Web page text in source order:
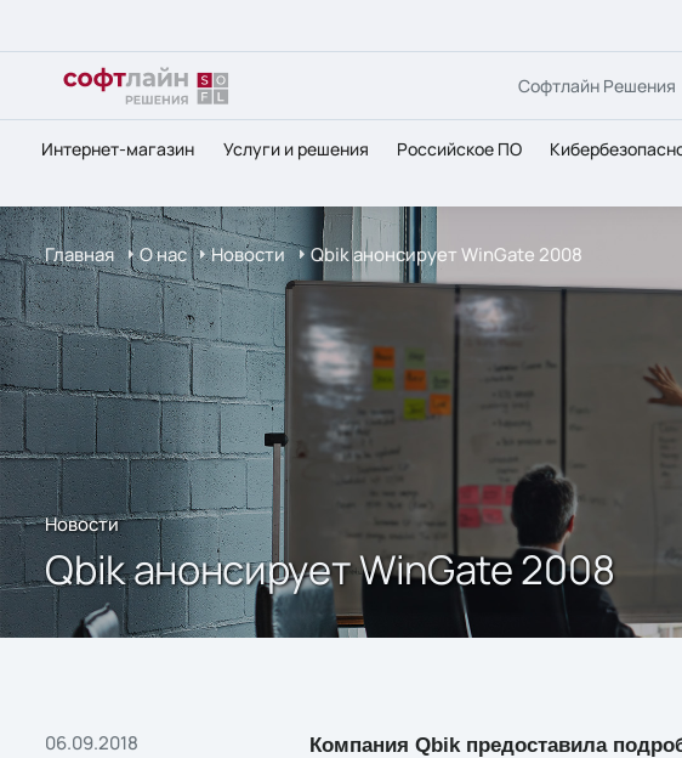
Софтлайн Решения
Интернет-магазин Услуги и решения Российское ПО
Главная О нас Новости Qbik анонсирует WinGate 2008
Новости
Qbik анонсирует WinGate 2008
06.09.2018
Компания Qbik предоставила